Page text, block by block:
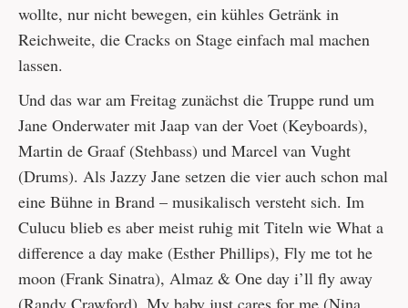
wollte, nur nicht bewegen, ein kühles Getränk in
Reichweite, die Cracks on Stage einfach mal machen
lassen.
Und das war am Freitag zunächst die Truppe rund um
Jane Onderwater mit Jaap van der Voet (Keyboards),
Martin de Graaf (Stehbass) und Marcel van Vught
(Drums). Als Jazzy Jane setzen die vier auch schon mal
eine Bühne in Brand – musikalisch versteht sich. Im
Culucu blieb es aber meist ruhig mit Titeln wie What a
difference a day make (Esther Phillips), Fly me tot he
moon (Frank Sinatra), Almaz & One day i’ll fly away
(Randy Crawford), My baby just cares for me (Nina